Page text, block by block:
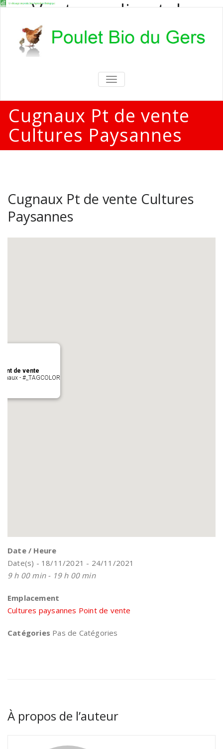
Vente en direct de
poulets bio
Vente en direct de poulets bio aux
particuliers et professionnels
TOGGLE
NAVIGATION
Cugnaux Pt de vente
Cultures Paysannes
Cugnaux Pt de vente Cultures
Paysannes
de vente
- #_TAGCOLOR
Date / Heure
Date(s) - 18/11/2021 - 24/11/2021
9 h 00 min - 19 h 00 min
Emplacement
Cultures paysannes Point de vente
Catégories Pas de Catégories
À propos de l’auteur